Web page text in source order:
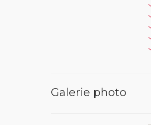
Galerie photo